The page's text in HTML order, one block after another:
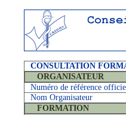
CONSULTATION
ORGANISATEUR
Numéro de référence
Nom Organisateur
FORMATION